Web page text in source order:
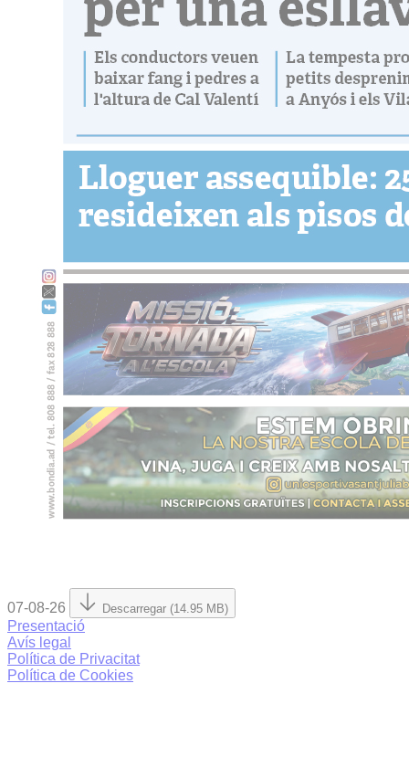
07-08-26 Descarregar (14.95 MB)
Presentació
Avís legal
Política de Privacitat
Política de Cookies